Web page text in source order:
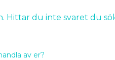
du inte svaret du
av er?